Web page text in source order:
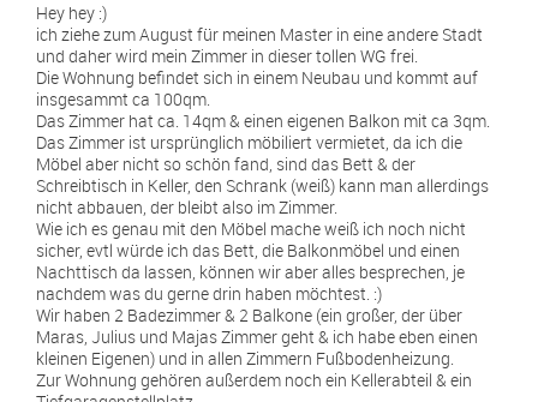
Hey hey :)
ich ziehe zum August für meinen Master in eine andere Stadt
und daher wird mein Zimmer in dieser tollen WG frei.
Die Wohnung befindet sich in einem Neubau und kommt auf
insgesammt ca 100qm.
Das Zimmer hat ca. 14qm & einen eigenen Balkon mit ca 3qm.
Das Zimmer ist ursprünglich möbiliert vermietet, da ich die
Möbel aber nicht so schön fand, sind das Bett & der
Schreibtisch in Keller, den Schrank (weiß) kann man allerdings
nicht abbauen, der bleibt also im Zimmer.
Wie ich es genau mit den Möbel mache weiß ich noch nicht
sicher, evtl würde ich das Bett, die Balkonmöbel und einen
Nachttisch da lassen, können wir aber alles besprechen, je
nachdem was du gerne drin haben möchtest. :)
Wir haben 2 Badezimmer & 2 Balkone (ein großer, der über
Maras, Julius und Majas Zimmer geht & ich habe eben einen
kleinen Eigenen) und in allen Zimmern Fußbodenheizung.
Zur Wohnung gehören außerdem noch ein Kellerabteil & ein